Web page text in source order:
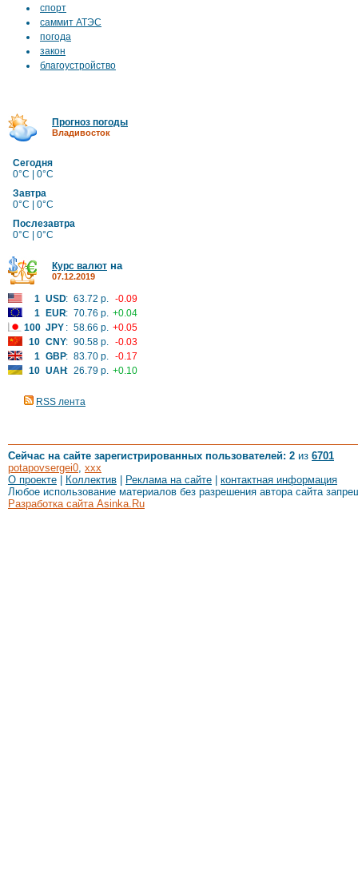
спорт
саммит АТЭС
погода
закон
благоустройство
Прогноз погоды
Владивосток
Сегодня
0°C | 0°C
Завтра
0°C | 0°C
Послезавтра
0°C | 0°C
Курс валют на
07.12.2019
1 USD: 63.72 р. -0.09
1
EUR: 70.76 р. +0.04
100 JPY : 58.66 р. +0.05
10 CNY: 90.58 р. -0.03
1 GBP: 83.70 р. -0.17
10 UAH: 26.79 р. +0.10
RSS лента
Сейчас на сайте зарегистрированных пользователей: 2 из 6701
potapovsergei0, xxx
О проекте
Коллектив Реклама на сайте
контактная информация
Любое использование материалов без разрешения автора сайта
Разработка сайта Asinka.Ru